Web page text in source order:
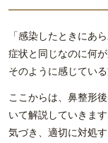
「感染したときにあ
症状と同じなのに何が
そのように感じてい
ここからは、鼻整形
いて解説していきま
気づき、適切に対処